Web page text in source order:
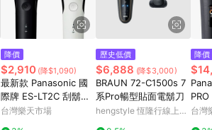
降價
$2,910 (降$1,090)
最新款 Panasonic 國
際牌 ES-LT2C 刮鬍刀
3刀頭 日本製 防水 國
台灣樂天市場
歷史低價
$6,888 (降$3,000)
BRAUN 72-C1500s 7
系Pro暢型貼面電鬍刀
hengstyle 恆隆行線上購
降價
士電
台灣